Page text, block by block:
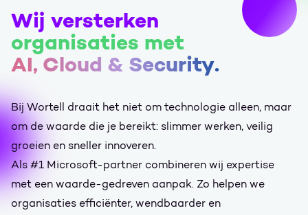
Wij versterken
organisaties met
AI, Cloud & Security.
Bij Wortell draait het niet om technologie alleen, maar
om de waarde die je bereikt: slimmer werken, veilig
groeien en sneller innoveren.
Als #1 Microsoft-partner combineren wij expertise
met een waarde-gedreven aanpak. Zo helpen we
organisaties efficiënter, wendbaarder en